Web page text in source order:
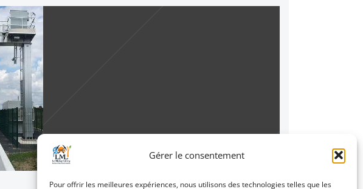
Gérer le consentement
Pour offrir les meilleures expériences, nous utilisons des technologies telles que les